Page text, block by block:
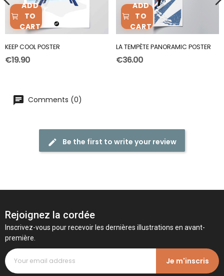
ADD
TO
CART
KEEP COOL POSTER
€19.90
ADD
TO
CART
LA TEMPÈTE PANORAMIC POSTER
€36.00
Comments (0)
Be the first to write your review
Rejoignez la cordée
Inscrivez-vous pour recevoir les dernières illustrations en avant-
première.
Je m'inscris